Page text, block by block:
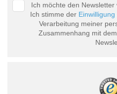
Ich möchte den Newsletter
Ich stimme der
Verarbeitung meiner
Zusammenhang mit